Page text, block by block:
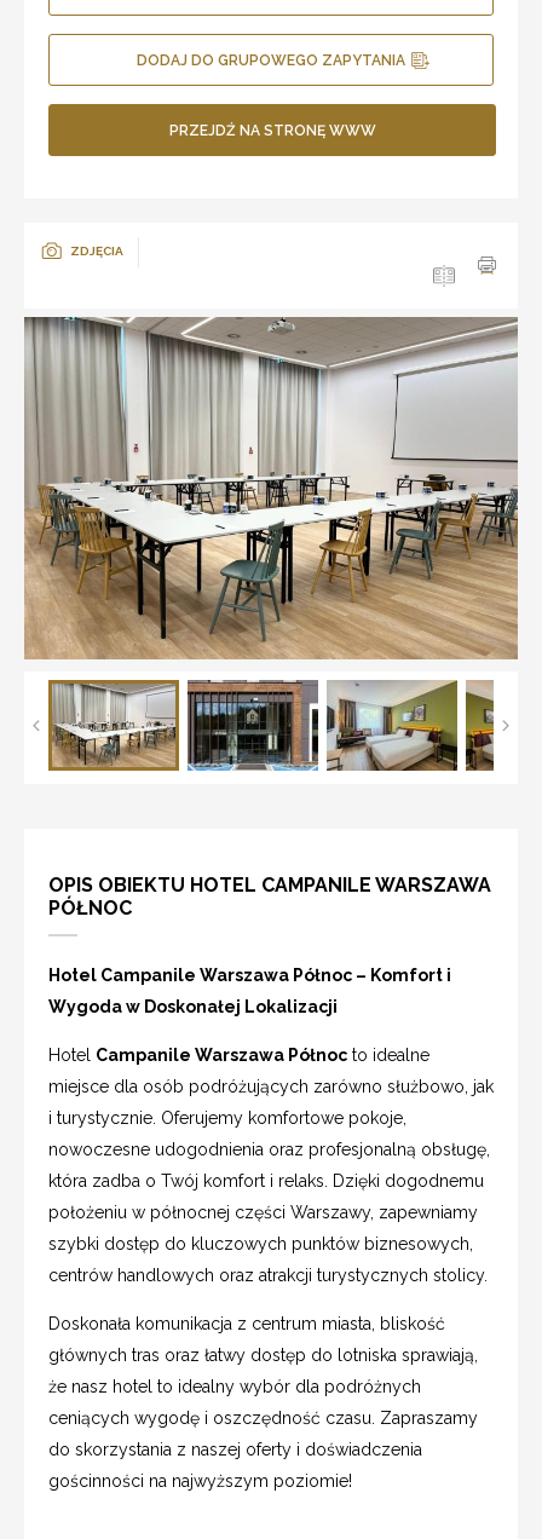
DODAJ DO GRUPOWEGO ZAPYTANIA
PRZEJDŹ NA STRONĘ WWW
ZDJĘCIA
OPIS OBIEKTU HOTEL CAMPANILE WARSZAWA
PÓŁNOC
Hotel Campanile Warszawa Północ – Komfort i
Wygoda w Doskonałej Lokalizacji
Hotel Campanile Warszawa Północ to idealne
miejsce dla osób podróżujących zarówno służbowo, jak
i turystycznie. Oferujemy komfortowe pokoje,
nowoczesne udogodnienia oraz profesjonalną obsługę,
która zadba o Twój komfort i relaks. Dzięki dogodnemu
położeniu w północnej części Warszawy, zapewniamy
szybki dostęp do kluczowych punktów biznesowych,
centrów handlowych oraz atrakcji turystycznych stolicy.
Doskonała komunikacja z centrum miasta, bliskość
głównych tras oraz łatwy dostęp do lotniska sprawiają,
że nasz hotel to idealny wybór dla podróżnych
ceniących wygodę i oszczędność czasu. Zapraszamy
do skorzystania z naszej oferty i doświadczenia
gościnności na najwyższym poziomie!